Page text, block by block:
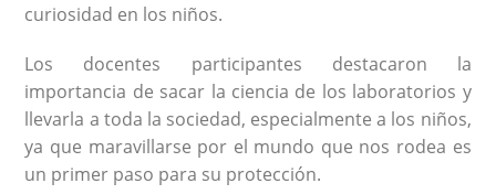
curiosidad en los niños.
Los docentes participantes destacaron la
importancia de sacar la ciencia de los laboratorios y
llevarla a toda la sociedad, especialmente a los niños,
ya que maravillarse por el mundo que nos rodea es
un primer paso para su protección.